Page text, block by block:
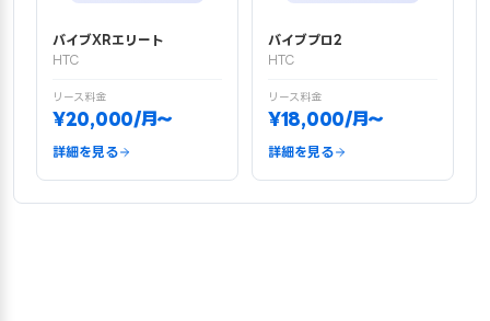
バイブXRエリート
HTC
リース料金
¥20,000/月〜
詳細を見る
バイブプロ2
HTC
リース料金
¥18,000/月〜
詳細を見る